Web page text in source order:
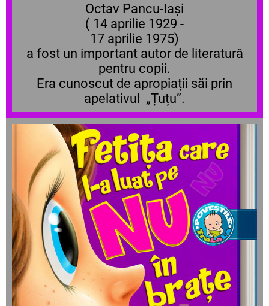
Octav Pancu-Iași
( 14 aprilie 1929 -
17 aprilie 1975)
a fost un important autor de literatură
pentru copii.
Era cunoscut de apropiații săi prin
apelativul „Țuțu”.